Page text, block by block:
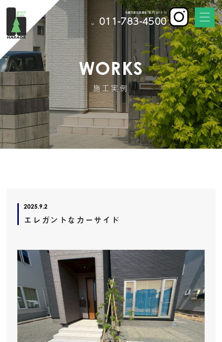
札幌市東区東雁来7条2丁目12-12
tel 011-783-4500
WORKS
施工実例
2025.9.2
エレガントなカーサイド